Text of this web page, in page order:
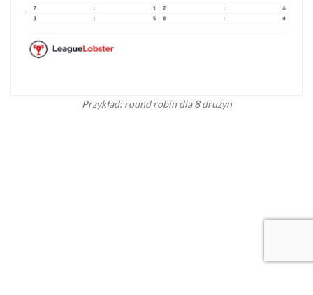
Przykład: round robin dla 8 drużyn